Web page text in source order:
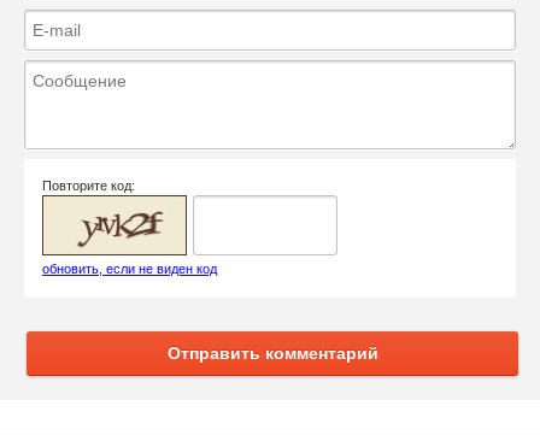
Повторите код:
обновить, если не виден код
Отправить комментарий